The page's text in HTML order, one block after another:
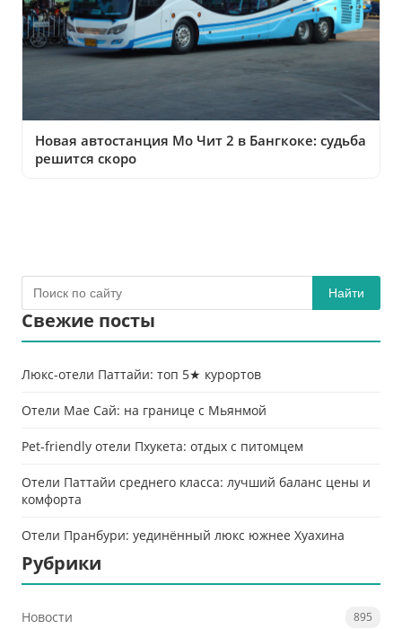
Новая автостанция Мо Чит 2 в Бангкоке: судьба
решится скоро
Найти
Свежие посты
Люкс-отели Паттайи: топ 5★ курортов
Отели Мае Сай: на границе с Мьянмой
Pet-friendly отели Пхукета: отдых с питомцем
Отели Паттайи среднего класса: лучший баланс цены и
комфорта
Отели Пранбури: уединённый люкс южнее Хуахина
Рубрики
Новости 895